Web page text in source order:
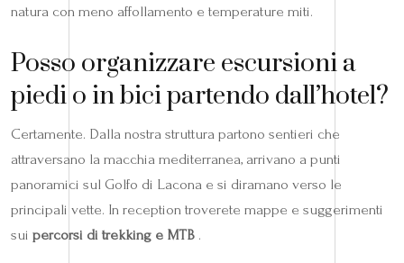
natura con meno affollamento e temperature miti.
Posso organizzare escursioni a
piedi o in bici partendo dall’hotel?
Certamente. Dalla nostra struttura partono sentieri che
attraversano la macchia mediterranea, arrivano a punti
panoramici sul Golfo di Lacona e si diramano verso le
principali vette. In reception troverete mappe e suggerimenti
sui percorsi di trekking e MTB .